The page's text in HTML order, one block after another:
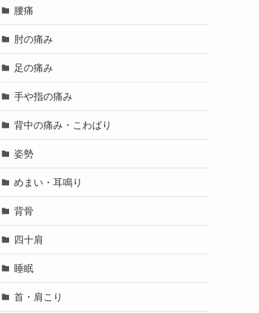
腰痛
肘の痛み
足の痛み
手や指の痛み
背中の痛み・こわばり
姿勢
めまい・耳鳴り
背骨
四十肩
睡眠
首・肩こり